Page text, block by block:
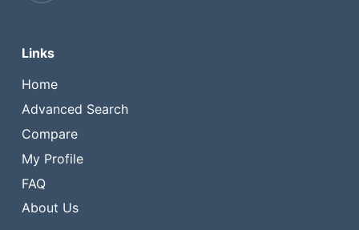
Links
Home
Advanced Search
Compare
My Profile
FAQ
About Us